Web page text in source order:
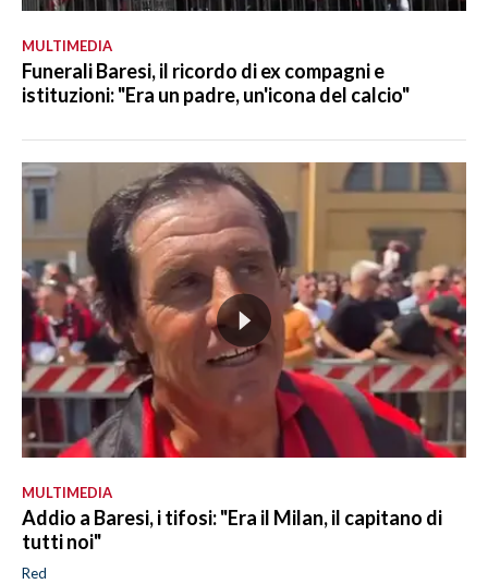
MULTIMEDIA
Funerali Baresi, il ricordo di ex compagni e
istituzioni: "Era un padre, un'icona del calcio"
MULTIMEDIA
Addio a Baresi, i tifosi: "Era il Milan, il capitano di
tutti noi"
Red